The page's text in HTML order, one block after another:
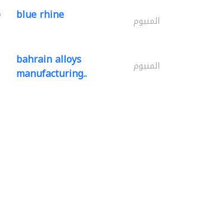
blue rhine المنيوم
bahrain alloys
manufacturing.. المنيوم